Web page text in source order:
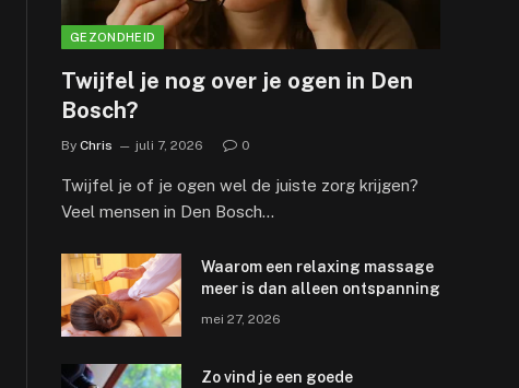
GEZONDHEID
Twijfel je nog over je ogen in Den
Bosch?
By Chris juli 7, 2026 0
Twijfel je of je ogen wel de juiste zorg krijgen?
Veel mensen in Den Bosch…
Waarom een relaxing massage
meer is dan alleen ontspanning
mei 27, 2026
Zo vind je een goede